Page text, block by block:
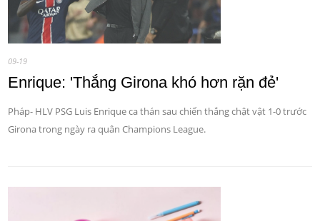
09-19
Enrique: 'Thắng Girona khó hơn rặn đẻ'
Pháp- HLV PSG Luis Enrique ca thán sau chiến thắng chật vật 1-0 trước
Girona trong ngày ra quân Champions League.